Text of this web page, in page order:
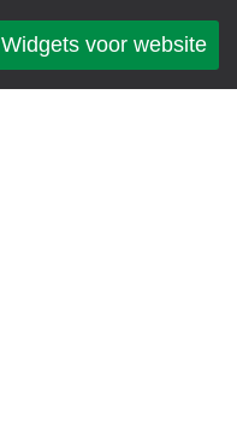
Widgets voor website